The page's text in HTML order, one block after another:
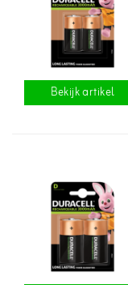
Bekijk artikel